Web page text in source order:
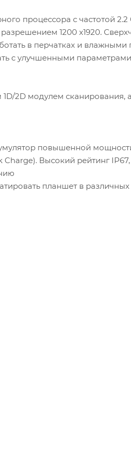
процессора с частотой
1200 х1920.
в перчатках и
с улучшенными
2D модулем
повышенной
Высокий рейтинг
планшет в